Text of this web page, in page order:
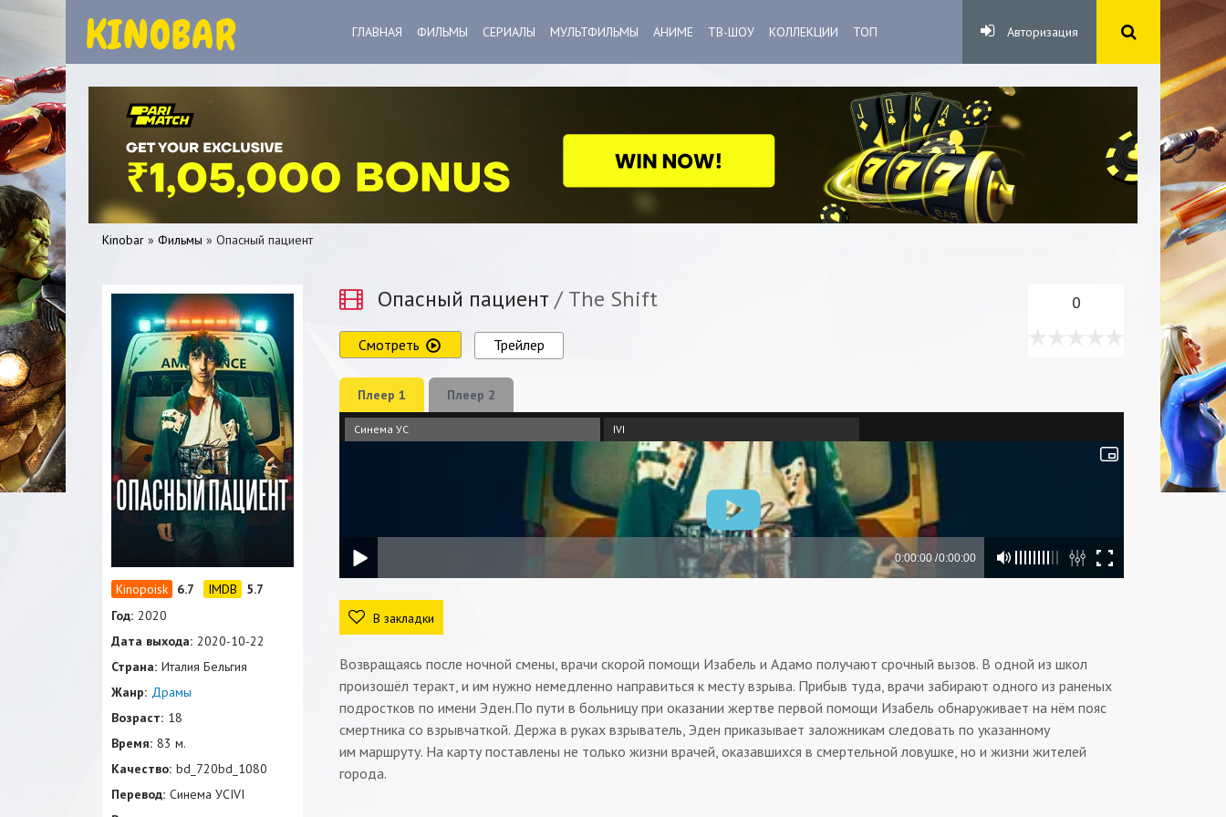
ГЛАВНАЯ ФИЛЬМЫ СЕРИАЛЫ МУЛЬТФИЛЬМЫ АНИМЕ ТВ-ШОУ КОЛЛЕКЦИИ ТОП Авторизация
Kinobar » Фильмы » Опасный пациент
Опасный пациент / The Shift 0
0
1 2 3 4 Смотреть Трейлер
Плеер 1 Плеер 2
Синема УС IVI
В закладки
Возвращаясь после ночной смены, врачи скорой помощи Изабель и Адамо получают срочный вызов. В одной из школ
произошёл теракт, и им нужно немедленно направиться к месту взрыва. Прибыв туда, врачи забирают одного из раненых
подростков по имени Эден.По пути в больницу при оказании жертве первой помощи Изабель обнаруживает на нём пояс
смертника со взрывчаткой. Держа в руках взрыватель, Эден приказывает заложникам следовать по указанному
им маршруту. На карту поставлены не только жизни врачей, оказавшихся в смертельной ловушке, но и жизни жителей
города.
6.7
5.7
Год: 2020
Дата выхода: 2020-10-22
Страна: Италия Бельгия
Жанр: Драмы
Возраст: 18
Время: 83 м.
Качество: bd_720bd_1080
Перевод: Синема УСIVI